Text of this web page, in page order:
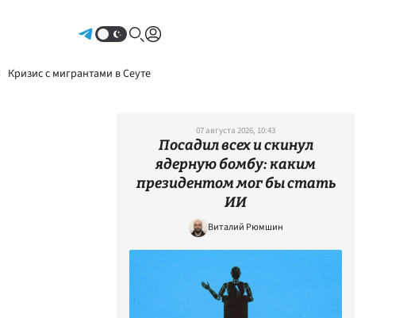
Кризис с мигрантами в Сеуте
07 августа 2026, 10:43
Посадил всех и скинул
ядерную бомбу: каким
президентом мог бы стать
ИИ
Виталий Рюмшин